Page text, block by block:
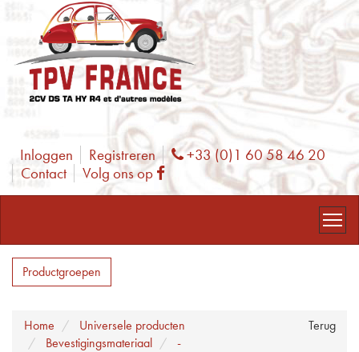
Inloggen Registreren Phone
+33 (0)1 60 58 46 20
Contact
Volg ons op Facebook
Productgroepen
Terug
Home
Universele producten
Bevestigingsmateriaal
-